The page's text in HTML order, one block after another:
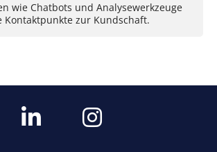
wie Chatbots und Analysewerkzeuge
Kontaktpunkte zur Kundschaft.